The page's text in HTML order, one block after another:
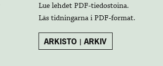
Lue lehdet PDF-tiedostoina.
Läs tidningarna i PDF-format.
ARKISTO | ARKIV